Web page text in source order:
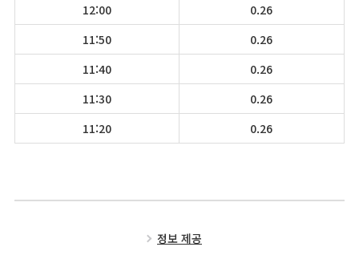
12:00
0.26
11:50
0.26
11:40
0.26
11:30
0.26
11:20
0.26
정보 제공